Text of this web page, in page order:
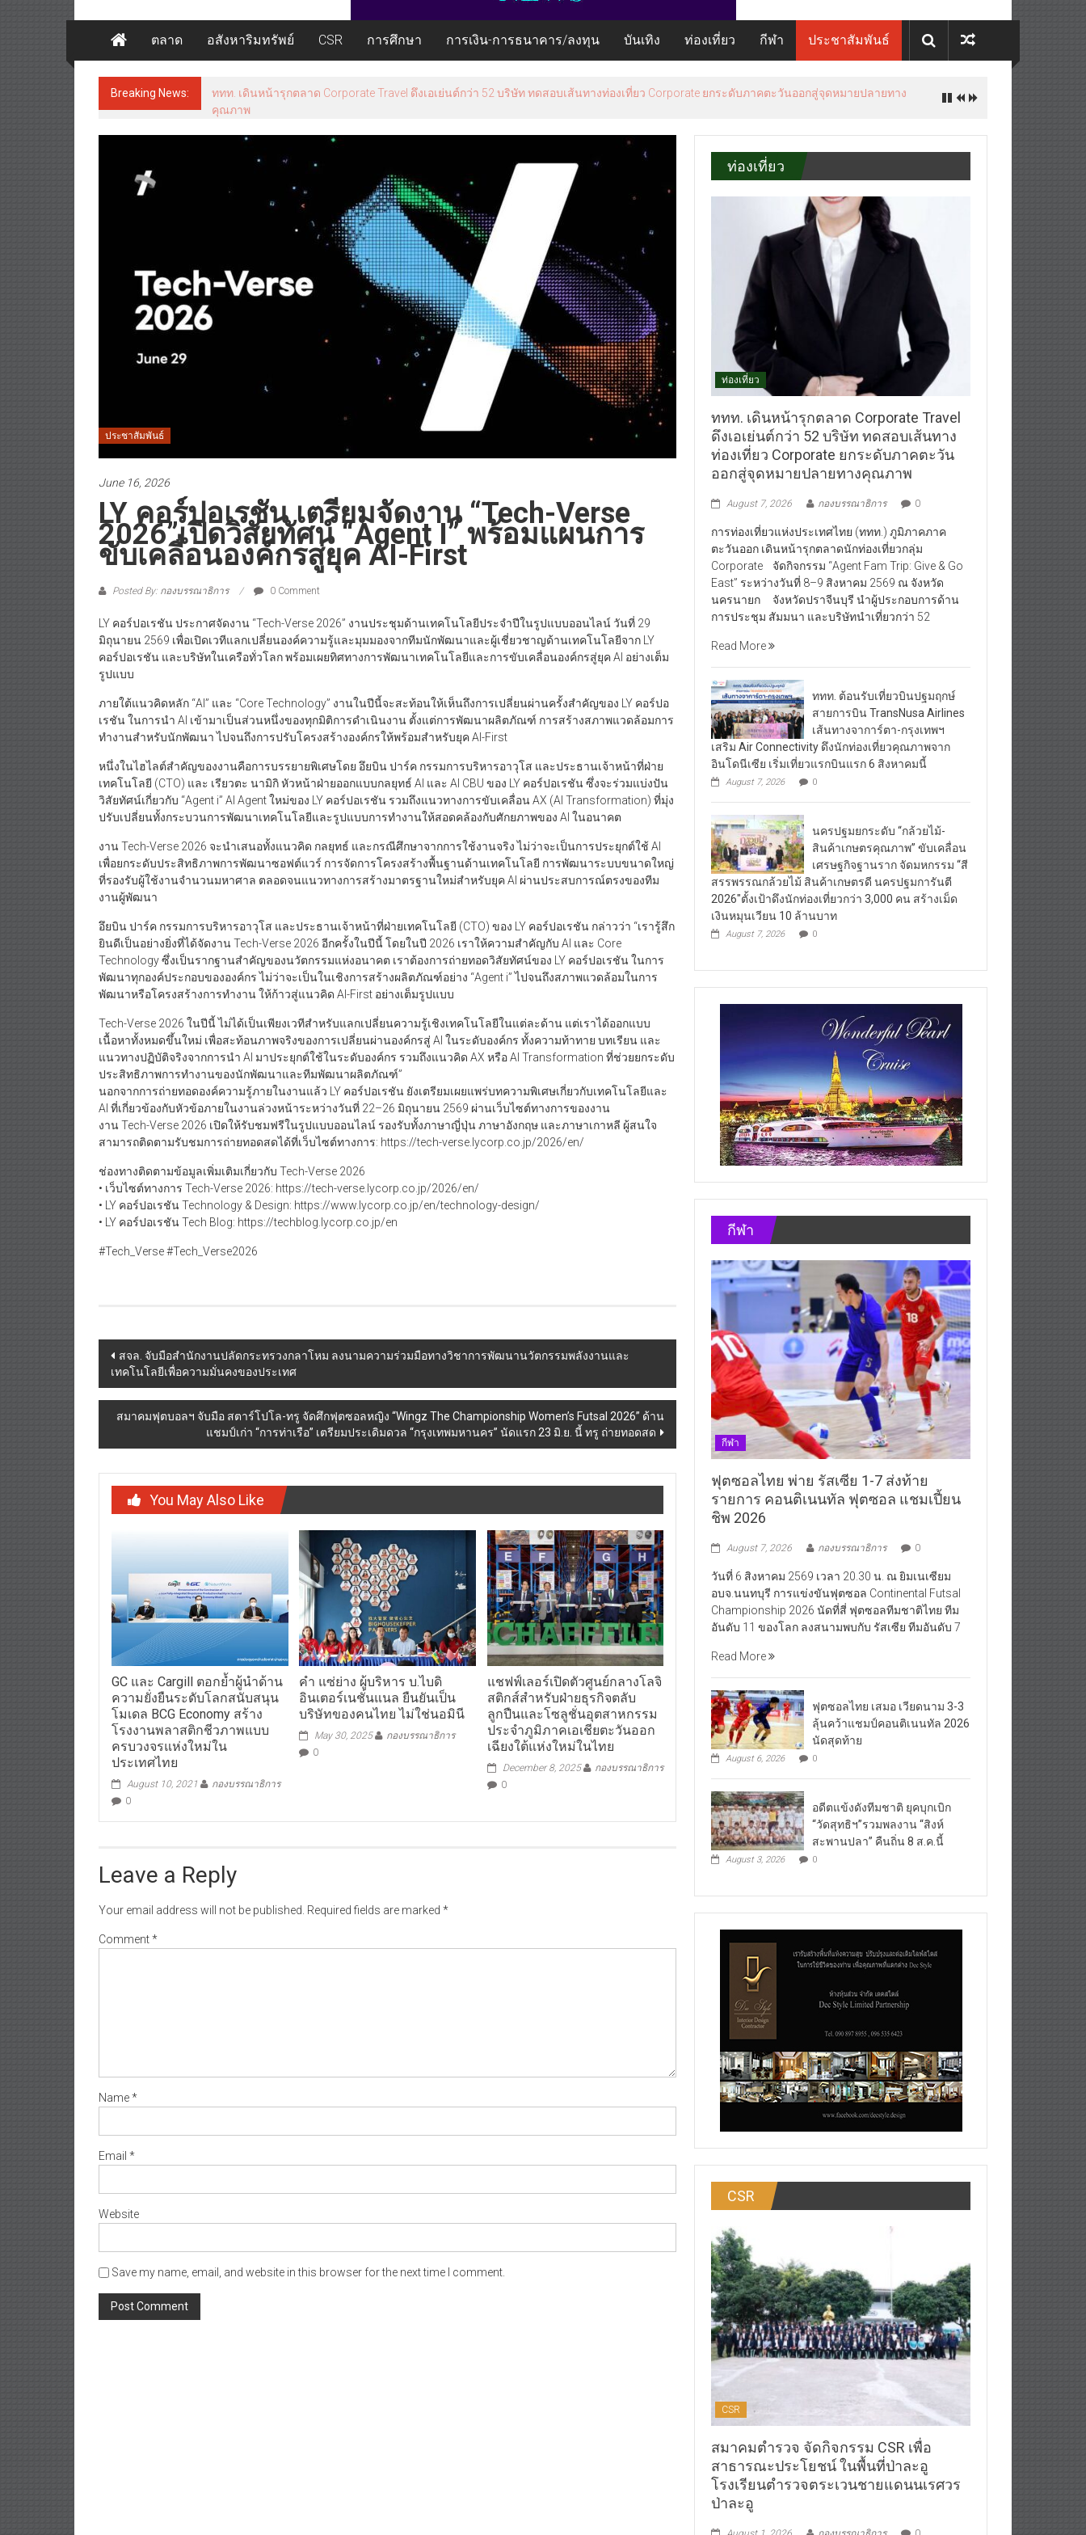
ตลาด อสังหาริมทรัพย์ CSR การศึกษา การเงิน-การธนาคาร/ลงทุน บันเทิง ท่องเที่ยว กีฬา ประชาสัมพันธ์
Breaking News:
ททท. เดินหน้ารุกตลาด Corporate Travel ดึงเอเย่นต์กว่า 52 บริษัท ทดสอบเส้นทางท่องเที่ยว Corporate ยกระดับภาคตะวันออกสู่จุดหมายปลายทาง
คุณภาพ
ประชาสัมพันธ์
June 16, 2026
LY คอร์ปอเรชัน เตรียมจัดงาน “Tech-Verse
2026”เปิดวิสัยทัศน์ “Agent I” พร้อมแผนการ
ขับเคลื่อนองค์กรสู่ยุค AI-First
Posted By: กองบรรณาธิการ 0 Comment
LY คอร์ปอเรชัน ประกาศจัดงาน “Tech-Verse 2026” งานประชุมด้านเทคโนโลยีประจำปีในรูปแบบออนไลน์ วันที่ 29
มิถุนายน 2569 เพื่อเปิดเวทีแลกเปลี่ยนองค์ความรู้และมุมมองจากทีมนักพัฒนาและผู้เชี่ยวชาญด้านเทคโนโลยีจาก LY
คอร์ปอเรชัน และบริษัทในเครือทั่วโลก พร้อมเผยทิศทางการพัฒนาเทคโนโลยีและการขับเคลื่อนองค์กรสู่ยุค AI อย่างเต็ม
รูปแบบ
ภายใต้แนวคิดหลัก “AI” และ “Core Technology” งานในปีนี้จะสะท้อนให้เห็นถึงการเปลี่ยนผ่านครั้งสำคัญของ LY คอร์ปอ
เรชัน ในการนำ AI เข้ามาเป็นส่วนหนึ่งของทุกมิติการดำเนินงาน ตั้งแต่การพัฒนาผลิตภัณฑ์ การสร้างสภาพแวดล้อมการ
ทำงานสำหรับนักพัฒนา ไปจนถึงการปรับโครงสร้างองค์กรให้พร้อมสำหรับยุค AI-First
หนึ่งในไฮไลต์สำคัญของงานคือการบรรยายพิเศษโดย อึยบิน ปาร์ค กรรมการบริหารอาวุโส และประธานเจ้าหน้าที่ฝ่าย
เทคโนโลยี (CTO) และ เรียวตะ นามิกิ หัวหน้าฝ่ายออกแบบกลยุทธ์ AI และ AI CBU ของ LY คอร์ปอเรชัน ซึ่งจะร่วมแบ่งปัน
วิสัยทัศน์เกี่ยวกับ “Agent i” AI Agent ใหม่ของ LY คอร์ปอเรชัน รวมถึงแนวทางการขับเคลื่อน AX (AI Transformation) ที่มุ่ง
ปรับเปลี่ยนทั้งกระบวนการพัฒนาเทคโนโลยีและรูปแบบการทำงานให้สอดคล้องกับศักยภาพของ AI ในอนาคต
งาน Tech-Verse 2026 จะนำเสนอทั้งแนวคิด กลยุทธ์ และกรณีศึกษาจากการใช้งานจริง ไม่ว่าจะเป็นการประยุกต์ใช้ AI
เพื่อยกระดับประสิทธิภาพการพัฒนาซอฟต์แวร์ การจัดการโครงสร้างพื้นฐานด้านเทคโนโลยี การพัฒนาระบบขนาดใหญ่
ที่รองรับผู้ใช้งานจำนวนมหาศาล ตลอดจนแนวทางการสร้างมาตรฐานใหม่สำหรับยุค AI ผ่านประสบการณ์ตรงของทีม
งานผู้พัฒนา
อึยบิน ปาร์ค กรรมการบริหารอาวุโส และประธานเจ้าหน้าที่ฝ่ายเทคโนโลยี (CTO) ของ LY คอร์ปอเรชัน กล่าวว่า “เรารู้สึก
ยินดีเป็นอย่างยิ่งที่ได้จัดงาน Tech-Verse 2026 อีกครั้งในปีนี้ โดยในปี 2026 เราให้ความสำคัญกับ AI และ Core
Technology ซึ่งเป็นรากฐานสำคัญของนวัตกรรมแห่งอนาคต เราต้องการถ่ายทอดวิสัยทัศน์ของ LY คอร์ปอเรชัน ในการ
พัฒนาทุกองค์ประกอบขององค์กร ไม่ว่าจะเป็นในเชิงการสร้างผลิตภัณฑ์อย่าง “Agent i” ไปจนถึงสภาพแวดล้อมในการ
พัฒนาหรือโครงสร้างการทำงาน ให้ก้าวสู่แนวคิด AI-First อย่างเต็มรูปแบบ
Tech-Verse 2026 ในปีนี้ ไม่ได้เป็นเพียงเวทีสำหรับแลกเปลี่ยนความรู้เชิงเทคโนโลยีในแต่ละด้าน แต่เราได้ออกแบบ
เนื้อหาทั้งหมดขึ้นใหม่ เพื่อสะท้อนภาพจริงของการเปลี่ยนผ่านองค์กรสู่ AI ในระดับองค์กร ทั้งความท้าทาย บทเรียน และ
แนวทางปฏิบัติจริงจากการนำ AI มาประยุกต์ใช้ในระดับองค์กร รวมถึงแนวคิด AX หรือ AI Transformation ที่ช่วยยกระดับ
ประสิทธิภาพการทำงานของนักพัฒนาและทีมพัฒนาผลิตภัณฑ์”
นอกจากการถ่ายทอดองค์ความรู้ภายในงานแล้ว LY คอร์ปอเรชัน ยังเตรียมเผยแพร่บทความพิเศษเกี่ยวกับเทคโนโลยีและ
AI ที่เกี่ยวข้องกับหัวข้อภายในงานล่วงหน้าระหว่างวันที่ 22–26 มิถุนายน 2569 ผ่านเว็บไซต์ทางการของงาน
งาน Tech-Verse 2026 เปิดให้รับชมฟรีในรูปแบบออนไลน์ รองรับทั้งภาษาญี่ปุ่น ภาษาอังกฤษ และภาษาเกาหลี ผู้สนใจ
สามารถติดตามรับชมการถ่ายทอดสดได้ที่เว็บไซต์ทางการ: https://tech-verse.lycorp.co.jp/2026/en/
ช่องทางติดตามข้อมูลเพิ่มเติมเกี่ยวกับ Tech-Verse 2026
• เว็บไซต์ทางการ Tech-Verse 2026: https://tech-verse.lycorp.co.jp/2026/en/
• LY คอร์ปอเรชัน Technology & Design: https://www.lycorp.co.jp/en/technology-design/
• LY คอร์ปอเรชัน Tech Blog: https://techblog.lycorp.co.jp/en
#Tech_Verse #Tech_Verse2026
Post
navigation
สจล. จับมือสำนักงานปลัดกระทรวงกลาโหม ลงนามความร่วมมือทางวิชาการพัฒนานวัตกรรมพลังงานและ
เทคโนโลยีเพื่อความมั่นคงของประเทศ
สมาคมฟุตบอลฯ จับมือ สตาร์โปโล-ทรู จัดศึกฟุตซอลหญิง “Wingz The Championship Women’s Futsal 2026” ด้าน
แชมป์เก่า “การท่าเรือ” เตรียมประเดิมดวล “กรุงเทพมหานคร” นัดแรก 23 มิ.ย. นี้ ทรู ถ่ายทอดสด
You May Also Like
GC และ Cargill ตอกย้ำผู้นำด้าน
ความยั่งยืนระดับโลกสนับสนุน
โมเดล BCG Economy สร้าง
โรงงานพลาสติกชีวภาพแบบ
ครบวงจรแห่งใหม่ใน
ประเทศไทย
August 10, 2021
กองบรรณาธิการ
0
คำ แซ่ย่าง ผู้บริหาร บ.ไบดิ
อินเตอร์เนชั่นแนล ยืนยันเป็น
บริษัทของคนไทย ไม่ใช่นอมินี
May 30, 2025
กองบรรณาธิการ
0
แชฟฟ์เลอร์เปิดตัวศูนย์กลางโลจิ
สติกส์สำหรับฝ่ายธุรกิจตลับ
ลูกปืนและโซลูชั่นอุตสาหกรรม
ประจำภูมิภาคเอเชียตะวันออก
เฉียงใต้แห่งใหม่ในไทย
December 8, 2025
กองบรรณาธิการ
0
Leave a Reply
Your email address will not be published. Required fields are marked *
Comment*
Name*
Email *
Website
Save my name, email, and website in this browser for the next time I comment.
ท่องเที่ยว
ท่องเที่ยว
ททท. เดินหน้ารุกตลาด Corporate Travel
ดึงเอเย่นต์กว่า 52 บริษัท ทดสอบเส้นทาง
ท่องเที่ยว Corporate ยกระดับภาคตะวัน
ออกสู่จุดหมายปลายทางคุณภาพ
August 7, 2026 กองบรรณาธิการ 0
การท่องเที่ยวแห่งประเทศไทย (ททท.) ภูมิภาคภาค
ตะวันออก เดินหน้ารุกตลาดนักท่องเที่ยวกลุ่ม
Corporate จัดกิจกรรม “Agent Fam Trip: Give & Go
East” ระหว่างวันที่ 8–9 สิงหาคม 2569 ณ จังหวัด
นครนายก จังหวัดปราจีนบุรี นำผู้ประกอบการด้าน
การประชุม สัมมนา และบริษัทนำเที่ยวกว่า 52
Read More
ททท. ต้อนรับเที่ยวบินปฐมฤกษ์
สายการบิน TransNusa Airlines
เส้นทางจาการ์ตา-กรุงเทพฯ
เสริม Air Connectivity ดึงนักท่องเที่ยวคุณภาพจาก
อินโดนีเซีย เริ่มเที่ยวแรกบินแรก 6 สิงหาคมนี้
August 7, 2026 0
นครปฐมยกระดับ “กล้วยไม้-
สินค้าเกษตรคุณภาพ” ขับเคลื่อน
เศรษฐกิจฐานราก จัดมหกรรม “สี
สรรพรรณกล้วยไม้ สินค้าเกษตรดี นครปฐมการันตี
2026″ตั้งเป้าดึงนักท่องเที่ยวกว่า 3,000 คน สร้างเม็ด
เงินหมุนเวียน 10 ล้านบาท
August 7, 2026 0
กีฬา
กีฬา
ฟุตซอลไทย พ่าย รัสเซีย 1-7 ส่งท้าย
รายการ คอนติเนนทัล ฟุตซอล แชมเปี้ยน
ชิพ 2026
August 7, 2026 กองบรรณาธิการ 0
วันที่ 6 สิงหาคม 2569 เวลา 20.30 น. ณ ยิมเนเซียม
อบจ.นนทบุรี การแข่งขันฟุตซอล Continental Futsal
Championship 2026 นัดที่สี่ ฟุตซอลทีมชาติไทย ทีม
อันดับ 11 ของโลก ลงสนามพบกับ รัสเซีย ทีมอันดับ 7
Read More
ฟุตซอลไทย เสมอ เวียดนาม 3-3
ลุ้นคว้าแชมป์คอนติเนนทัล 2026
นัดสุดท้าย
August 6, 2026 0
อดีตแข้งดังทีมชาติ ยุคบุกเบิก
“วัดสุทธิฯ”รวมพลงาน “สิงห์
สะพานปลา” คืนถิ่น 8 ส.ค.นี้
August 3, 2026 0
CSR
CSR
สมาคมตำรวจ จัดกิจกรรม CSR เพื่อ
สาธารณะประโยชน์ ในพื้นที่ป่าละอู
โรงเรียนตำรวจตระเวนชายแดนนเรศวร
ป่าละอู